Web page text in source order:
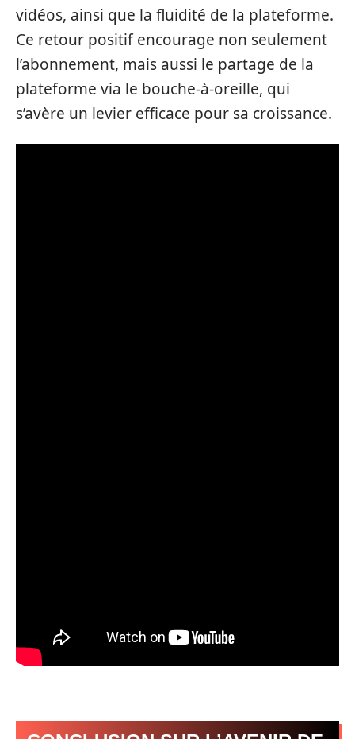
vidéos, ainsi que la fluidité de la plateforme.
Ce retour positif encourage non seulement
l’abonnement, mais aussi le partage de la
plateforme via le bouche-à-oreille, qui
s’avère un levier efficace pour sa croissance.